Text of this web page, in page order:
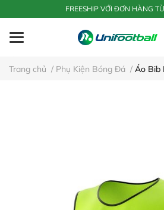
FREESHIP VỚI ĐƠN HÀNG
Trang chủ / Phụ Kiện Bóng Đá / Áo Bib